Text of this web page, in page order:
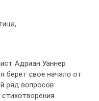
Адриан Уаннер
берет свое начало от
ряд вопросов: